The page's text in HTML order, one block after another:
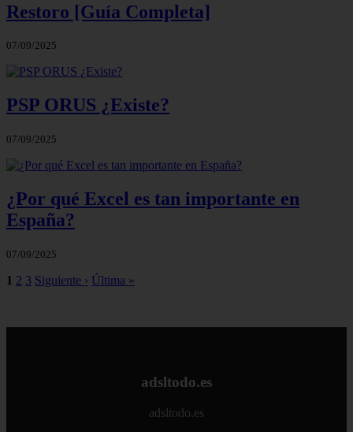
Restoro [Guía Completa]
07/09/2025
PSP ORUS ¿Existe?
07/09/2025
¿Por qué Excel es tan importante en
España?
07/09/2025
1 2 3 Siguiente › Última »
adsltodo.es
adsltodo.es